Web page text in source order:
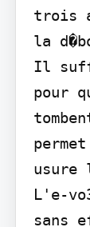
trois
la
Il
pour
usure
L'e-
sans